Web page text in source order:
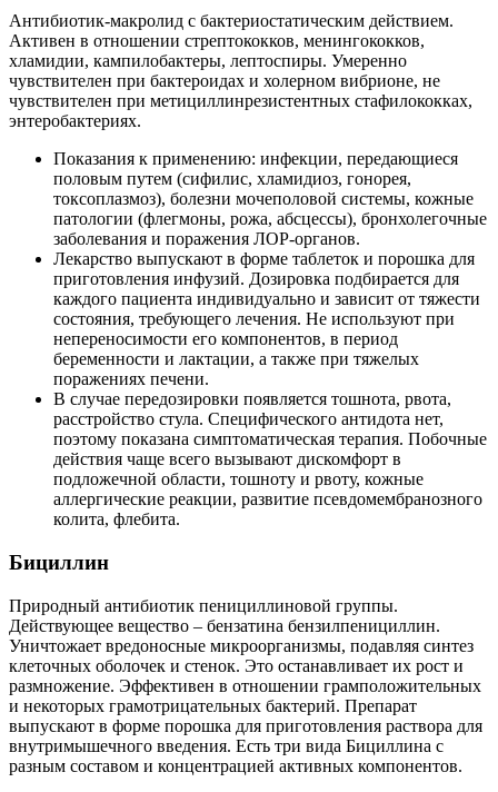
Антибиотик-макролид с бактериостатическим действием.
Активен в отношении стрептококков, менингококков,
хламидии, кампилобактеры, лептоспиры. Умеренно
чувствителен при бактероидах и холерном вибрионе, не
чувствителен при метициллинрезистентных стафилококках,
энтеробактериях.
Показания к применению: инфекции, передающиеся
половым путем (сифилис, хламидиоз, гонорея,
токсоплазмоз), болезни мочеполовой системы, кожные
патологии (флегмоны, рожа, абсцессы), бронхолегочные
заболевания и поражения ЛОР-органов.
Лекарство выпускают в форме таблеток и порошка для
приготовления инфузий. Дозировка подбирается для
каждого пациента индивидуально и зависит от тяжести
состояния, требующего лечения. Не используют при
непереносимости его компонентов, в период
беременности и лактации, а также при тяжелых
поражениях печени.
В случае передозировки появляется тошнота, рвота,
расстройство стула. Специфического антидота нет,
поэтому показана симптоматическая терапия. Побочные
действия чаще всего вызывают дискомфорт в
подложечной области, тошноту и рвоту, кожные
аллергические реакции, развитие псевдомембранозного
колита, флебита.
Бициллин
Природный антибиотик пенициллиновой группы.
Действующее вещество – бензатина бензилпенициллин.
Уничтожает вредоносные микроорганизмы, подавляя синтез
клеточных оболочек и стенок. Это останавливает их рост и
размножение. Эффективен в отношении грамположительных
и некоторых грамотрицательных бактерий. Препарат
выпускают в форме порошка для приготовления раствора для
внутримышечного введения. Есть три вида Бициллина с
разным составом и концентрацией активных компонентов.